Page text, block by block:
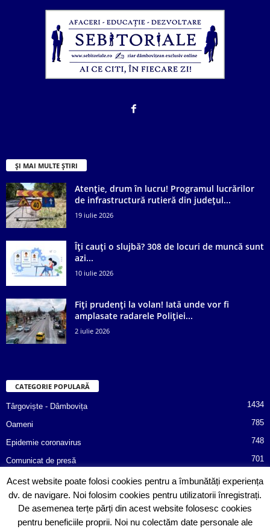
ȘI MAI MULTE ȘTIRI
Atenție, drum în lucru! Programul lucrărilor
de infrastructură rutieră din județul...
19 iulie 2026
Îți cauți o slujbă? 308 de locuri de muncă sunt
azi...
10 iulie 2026
Fiți prudenți la volan! Iată unde vor fi
amplasate radarele Poliției...
2 iulie 2026
CATEGORIE POPULARĂ
Târgoviște - Dâmbovița 1434
Oameni 785
Epidemie coronavirus 748
Comunicat de presă 701
Afaceri 487
Poliția informează! 366
Consiliul Județean Dâmbovița
Acest website poate folosi cookies pentru a îmbunătăți experiența
dv. de navigare. Noi folosim cookies pentru utilizatorii înregistrați.
De asemenea terțe părți din acest website folosesc cookies
pentru beneficiile proprii. Noi nu colectăm date personale ale